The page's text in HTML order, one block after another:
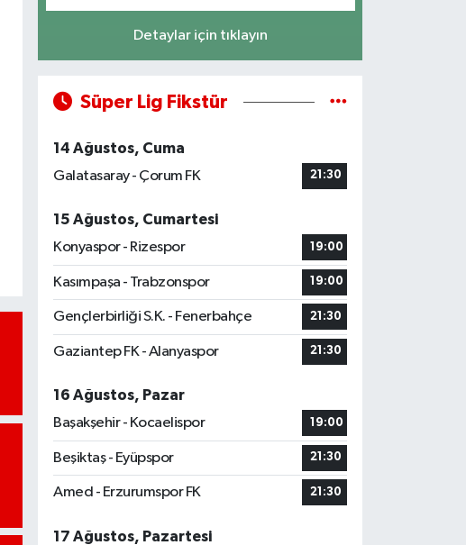
Detaylar için tıklayın
Süper Lig Fikstür
14 Ağustos, Cuma
Galatasaray - Çorum FK
21:30
15 Ağustos, Cumartesi
Konyaspor - Rizespor
19:00
Kasımpaşa - Trabzonspor 19:00
Gençlerbirliği S.K. - Fenerbahçe 21:30
Gaziantep FK - Alanyaspor 21:30
16 Ağustos, Pazar
Başakşehir - Kocaelispor
19:00
Beşiktaş - Eyüpspor 21:30
Amed - Erzurumspor FK 21:30
17 Ağustos, Pazartesi